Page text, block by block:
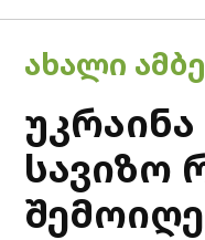
POSTED
ᲐᲮᲐᲚᲘ
სავიზო